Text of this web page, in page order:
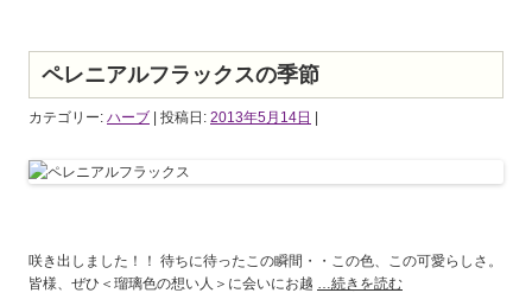
ペレニアルフラックスの季節
カテゴリー: ハーブ | 投稿日: 2013年5月14日 |
咲き出しました！！ 待ちに待ったこの瞬間・・この色、この可愛らしさ。
皆様、ぜひ＜瑠璃色の想い人＞に会いにお越 …続きを読む